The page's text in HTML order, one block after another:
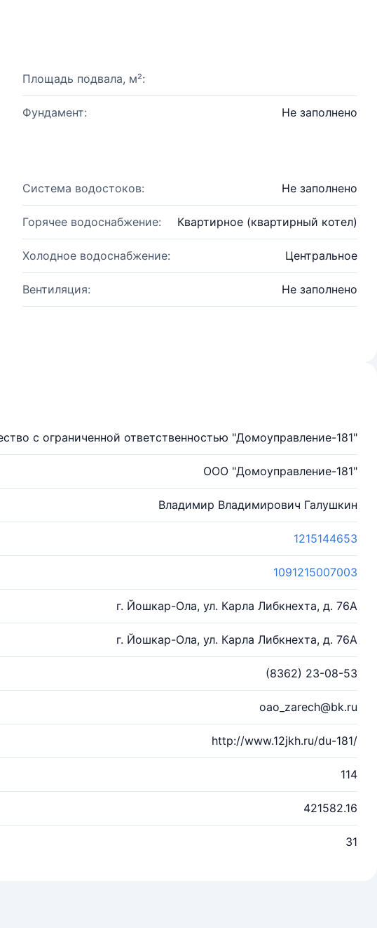
Площадь подвала, м²:
Фундамент: Не заполнено
Система водостоков: Не заполнено
Горячее водоснабжение: Квартирное (квартирный котел)
Холодное водоснабжение: Центральное
Вентиляция: Не заполнено
с ограниченной ответственностью "Домоуправление-181"
ООО "Домоуправление-181"
Владимир Владимирович Галушкин
1215144653
1091215007003
г. Йошкар-Ола, ул. Карла Либкнехта, д. 76А
г. Йошкар-Ола, ул. Карла Либкнехта, д. 76А
(8362) 23-08-53
oao_zarech@bk.ru
http://www.12jkh.ru/du-181/
114
421582.16
31